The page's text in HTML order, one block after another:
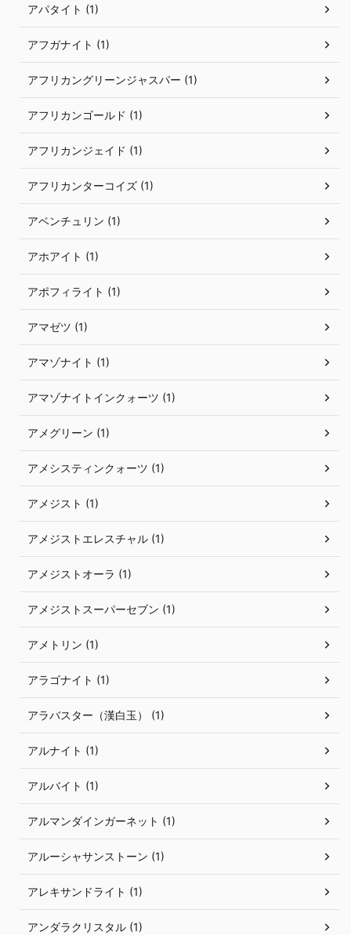
アパタイト (1)
アフガナイト (1)
アフリカングリーンジャスパー (1)
アフリカンゴールド (1)
アフリカンジェイド (1)
アフリカンターコイズ (1)
アベンチュリン (1)
アホアイト (1)
アポフィライト (1)
アマゼツ (1)
アマゾナイト (1)
アマゾナイトインクォーツ (1)
アメグリーン (1)
アメシスティンクォーツ (1)
アメジスト (1)
アメジストエレスチャル (1)
アメジストオーラ (1)
アメジストスーパーセブン (1)
アメトリン (1)
アラゴナイト (1)
アラバスター（漢白玉） (1)
アルナイト (1)
アルバイト (1)
アルマンダインガーネット (1)
アルーシャサンストーン (1)
アレキサンドライト (1)
アンダラクリスタル (1)